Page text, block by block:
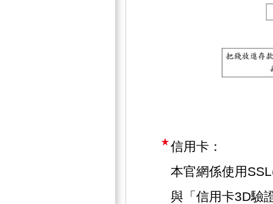
信用卡：
本官網係使用
與「信用卡3D驗